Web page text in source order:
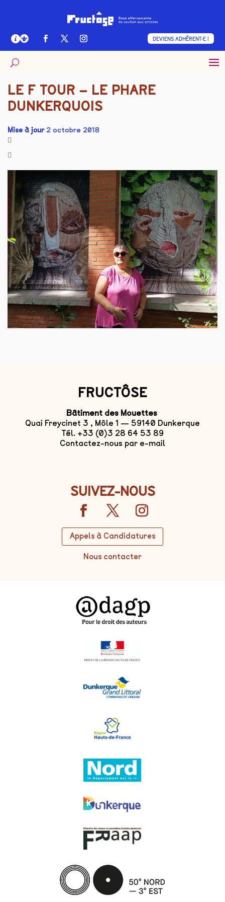
DEVIENS ADHÉRENT·E !
LE F TOUR – LE PHARE
DUNKERQUOIS
Mise à jour2 octobre 2018
FRUCTÔSE
Bâtiment des Mouettes
Quai Freycinet 3 , Môle 1 — 59140 Dunkerque
Tél. +33 (0)3 28 64 53 89
Contactez-nous par e-mail
SUIVEZ-NOUS
Appels à Candidatures
Nous contacter